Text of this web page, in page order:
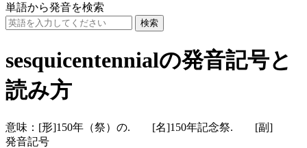
単語から発音を検索
sesquicentennialの発音記号と
読み方
意味： [形]150年（祭）の. [名]150年記念祭. [副]
発音記号